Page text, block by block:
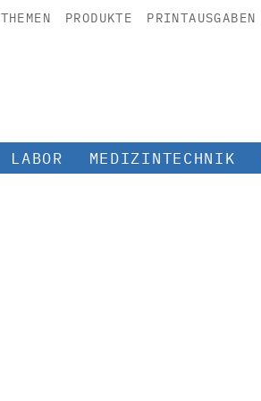
PRODUKTE PRINTAUSGABEN
LABOR MEDIZINTECHNIK